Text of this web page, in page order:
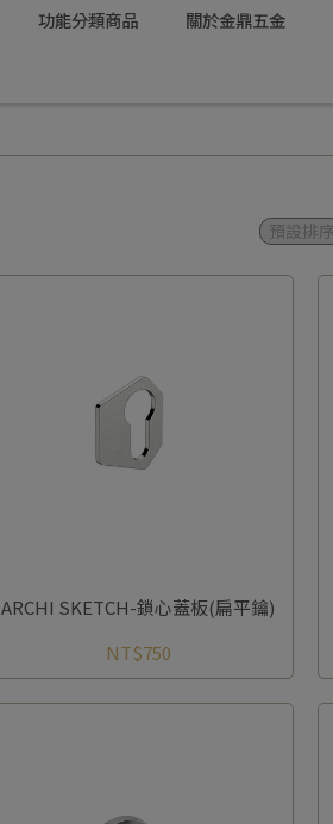
功能分類商品 關於金鼎五金
ARCHI SKETCH-鎖心蓋板(扁平鑰)
NT$750